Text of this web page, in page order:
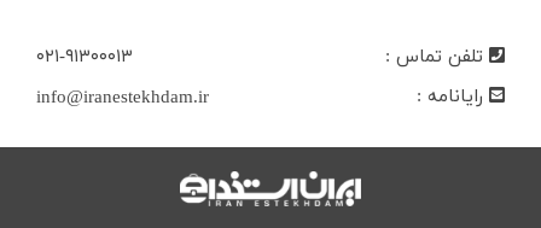
تلفن تماس :
۰۲۱-۹۱۳۰۰۰۱۳
رایانامه :
info@iranestekhdam.ir